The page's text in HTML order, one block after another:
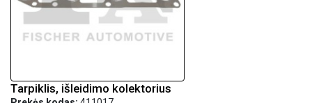
Tarpiklis, išleidimo kolektorius